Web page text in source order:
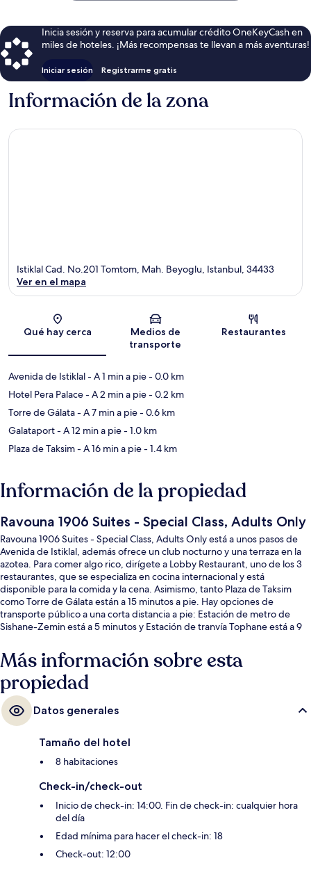
Inicia sesión y reserva para acumular crédito OneKeyCash en
miles de hoteles. ¡Más recompensas te llevan a más aventuras!
Iniciar sesión Registrarme gratis
Información de la zona
Sección del mapa
Istiklal Cad. No.201 Tomtom, Mah. Beyoglu, Istanbul, 34433
Ver en el mapa
Qué hay cerca
Medios de
transporte
Restaurantes
Avenida de Istiklal- A 1 min a pie- 0.0 km
Hotel Pera Palace- A 2 min a pie- 0.2 km
Torre de Gálata- A 7 min a pie- 0.6 km
Galataport- A 12 min a pie- 1.0 km
Plaza de Taksim- A 16 min a pie- 1.4 km
Información de la propiedad
Ravouna 1906 Suites - Special Class, Adults Only
Ravouna 1906 Suites - Special Class, Adults Only está a unos pasos de
Avenida de Istiklal, además ofrece un club nocturno y una terraza en la
azotea. Para comer algo rico, dirígete a Lobby Restaurant, uno de los 3
restaurantes, que se especializa en cocina internacional y está
disponible para la comida y la cena. Asimismo, tanto Plaza de Taksim
como Torre de Gálata están a 15 minutos a pie. Hay opciones de
transporte público a una corta distancia a pie: Estación de metro de
Sishane-Zemin está a 5 minutos y Estación de tranvía Tophane está a 9
Más información sobre esta
propiedad
Datos generales
Tamaño del hotel
8 habitaciones
Check-in/check-out
Inicio de check-in: 14:00. Fin de check-in: cualquier hora
del día
Edad mínima para hacer el check-in: 18
Check-out: 12:00